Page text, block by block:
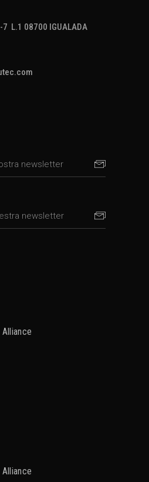
7 L.1 08700 IGUALADA